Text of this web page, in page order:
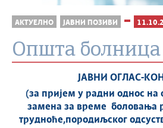
АКТУЕЛНО ЈАВНИ ПОЗИВИ
Општа болница
ЈАВНИ ОГЛАС-
(за пријем у радни однос
замена за време боловања
трудноће,породиљског